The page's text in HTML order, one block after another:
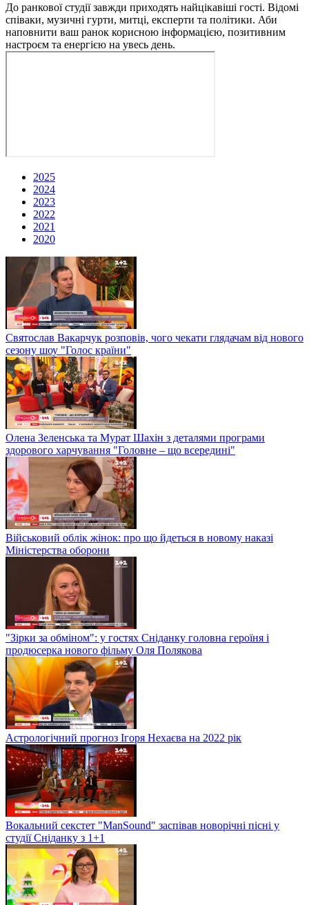
До ранкової студії завжди приходять найцікавіші гості. Відомі
співаки, музичні гурти, митці, експерти та політики. Аби
наповнити ваш ранок корисною інформацією, позитивним
настроєм та енергією на увесь день.
2025
2024
2023
2022
2021
2020
Святослав Вакарчук розповів, чого чекати глядачам від нового
сезону шоу "Голос країни"
Олена Зеленська та Мурат Шахін з деталями програми
здорового харчування "Головне – що всередині"
Військовий облік жінок: про що йдеться в новому наказі
Міністерства оборони
"Зірки за обміном": у гостях Сніданку головна героїня і
продюсерка нового фільму Оля Полякова
Астрологічний прогноз Ігоря Нехаєва на 2022 рік
Вокальний секстет "ManSound" заспівав новорічні пісні у
студії Сніданку з 1+1